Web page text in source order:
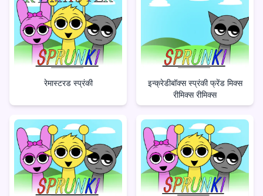
रेमास्टरड स्प्रंकी
इन्क्रेडीबॉक्स स्प्रंकी फ्रेंड मिक्स
रीमिक्स रीमिक्स